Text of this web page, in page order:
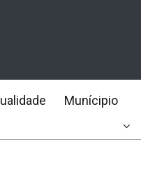
Munícipio